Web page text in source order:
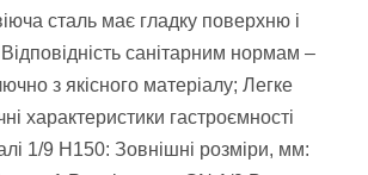
сталь має гладку поверхню і
санітарним нормам –
з якісного матеріалу; Легке
характеристики гастроємності
1/9 H150: Зовнішні розміри, мм: